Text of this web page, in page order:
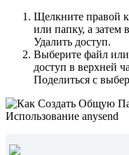
Щелкните правой
или папку, а затем
Удалить доступ.
Выберите файл
доступ в верхней
Поделиться с